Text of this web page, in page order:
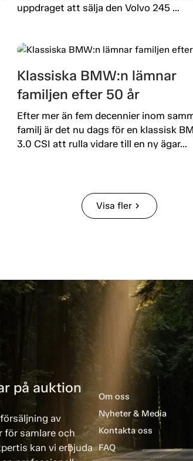
uppdraget att sälja den Volvo 245 ...
Klassiska BMW:n lämnar
familjen efter 50 år
Efter mer än fem decennier inom
familj är det nu dags för en klassisk
3.0 CSI att rulla vidare till en ny ägar...
Visa flerchevron_right
på auktion
av
samlare och
kan vi erbjuda
Om oss
Nyheter & Media
Kontakta oss
FAQ